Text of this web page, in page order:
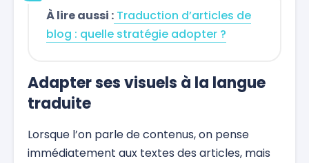
À lire aussi : Traduction d’articles de
blog : quelle stratégie adopter ?
Adapter ses visuels à la langue
traduite
Lorsque l’on parle de contenus, on pense
immédiatement aux textes des articles, mais